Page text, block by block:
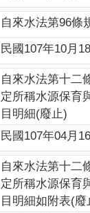
自來水法第96條
民國107年10月
自來水法第十二
定所稱水源保育
目明細(廢止)
民國107年04月
自來水法第十二
定所稱水源保育
目明細如附表(廢